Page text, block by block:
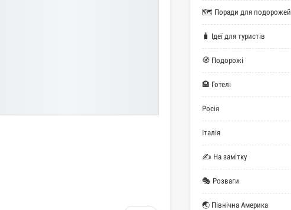
🗺 Поради для подорожей
🧳 Ідеї для туристів
🧭 Подорожі
🏨 Готелі
Росія
Італія
✍ На замітку
🎭 Розваги
🌏 Північна Америка